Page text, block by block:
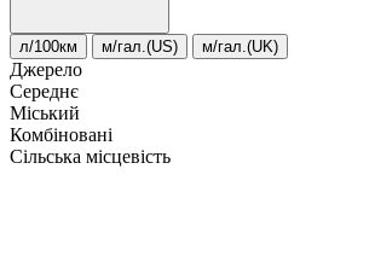
л/100км м/гал.(US) м/гал.(UK)
Джерело
Середнє
Міський
Комбіновані
Сільська місцевість